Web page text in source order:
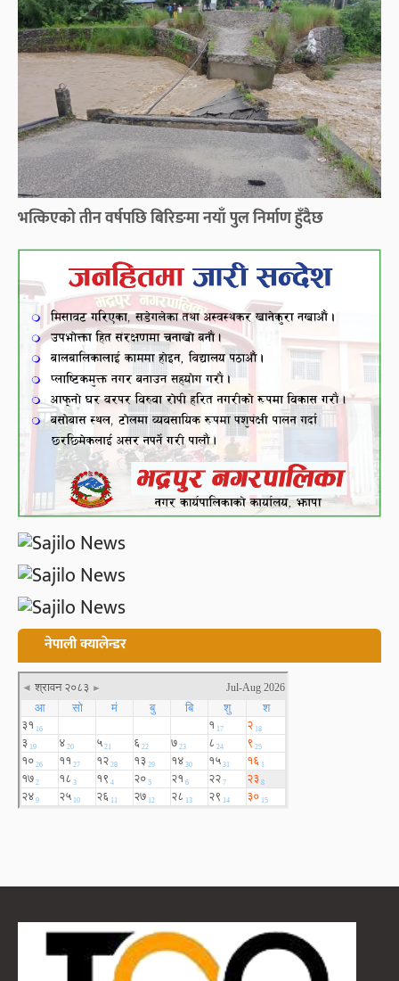
भत्किएको तीन वर्षपछि बिरिङमा नयाँ पुल निर्माण हुँदैछ
नेपाली क्यालेन्डर